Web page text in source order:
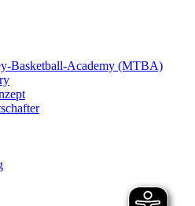
Basketball-Academy (MTBA)